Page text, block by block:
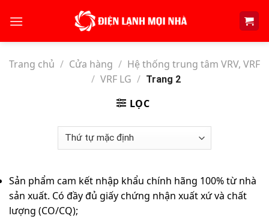
Trang chủ / Cửa hàng / Hệ thống trung tâm VRV, VRF
/ VRF LG / Trang 2
LỌC
Sản phẩm cam kết nhập khẩu chính hãng 100% từ nhà
sản xuất. Có đầy đủ giấy chứng nhận xuất xứ và chất
lượng (CO/CQ);